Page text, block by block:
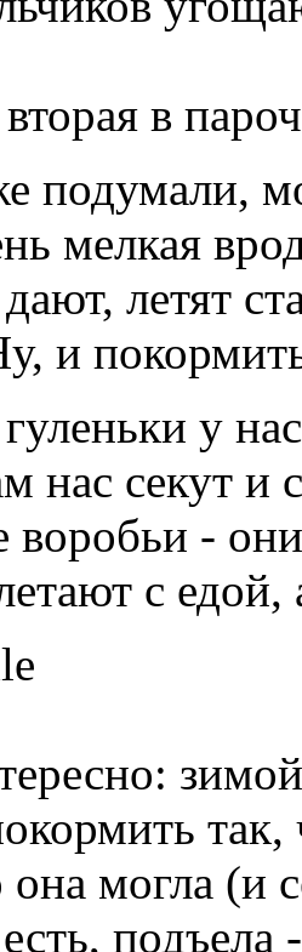
вторая в
подумали,
мелкая
летят
и
у
нас секут и
воробьи -
с
могла (и
подъела